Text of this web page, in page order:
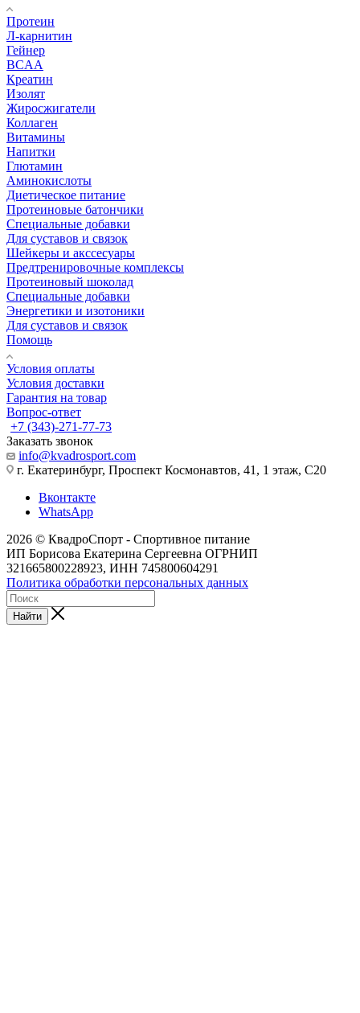
Протеин
Л-карнитин
Гейнер
BCAA
Креатин
Изолят
Жиросжигатели
Коллаген
Витамины
Напитки
Глютамин
Аминокислоты
Диетическое питание
Протеиновые батончики
Специальные добавки
Для суставов и связок
Шейкеры и акссесуары
Предтренировочные комплексы
Протеиновый шоколад
Специальные добавки
Энергетики и изотоники
Для суставов и связок
Помощь
Условия оплаты
Условия доставки
Гарантия на товар
Вопрос-ответ
+7 (343)-271-77-73
Заказать звонок
info@kvadrosport.com
г. Екатеринбург, Проспект Космонавтов, 41, 1 этаж, С20
Вконтакте
WhatsApp
2026 © КвадроСпорт - Спортивное питание
ИП Борисова Екатерина Сергеевна ОГРНИП
321665800228923, ИНН 745800604291
Политика обработки персональных данных
Найти